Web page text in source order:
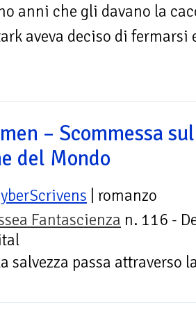
anni che gli davano la
aveva deciso di fermarsi
– Scommessa
del Mondo
| romanzo
Fantascienza n. 116 -
salvezza passa attraverso